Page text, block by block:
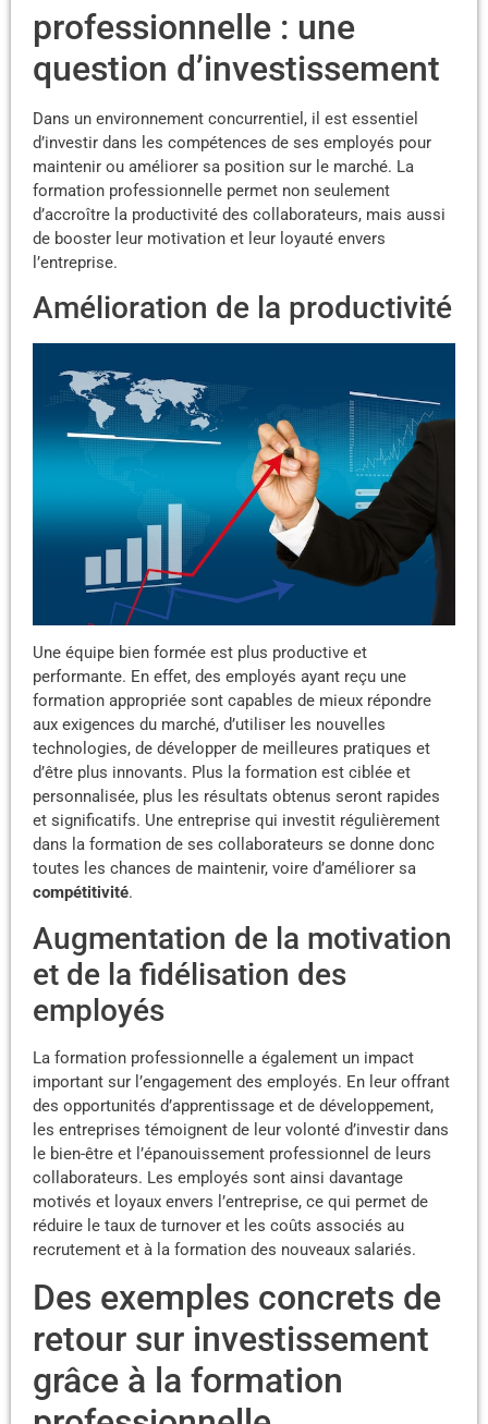
professionnelle : une
question d’investissement
Dans un environnement concurrentiel, il est essentiel
d’investir dans les compétences de ses employés pour
maintenir ou améliorer sa position sur le marché. La
formation professionnelle permet non seulement
d’accroître la productivité des collaborateurs, mais aussi
de booster leur motivation et leur loyauté envers
l’entreprise.
Amélioration de la productivité
Une équipe bien formée est plus productive et
performante. En effet, des employés ayant reçu une
formation appropriée sont capables de mieux répondre
aux exigences du marché, d’utiliser les nouvelles
technologies, de développer de meilleures pratiques et
d’être plus innovants. Plus la formation est ciblée et
personnalisée, plus les résultats obtenus seront rapides
et significatifs. Une entreprise qui investit régulièrement
dans la formation de ses collaborateurs se donne donc
toutes les chances de maintenir, voire d’améliorer sa
compétitivité.
Augmentation de la motivation
et de la fidélisation des
employés
La formation professionnelle a également un impact
important sur l’engagement des employés. En leur offrant
des opportunités d’apprentissage et de développement,
les entreprises témoignent de leur volonté d’investir dans
le bien-être et l’épanouissement professionnel de leurs
collaborateurs. Les employés sont ainsi davantage
motivés et loyaux envers l’entreprise, ce qui permet de
réduire le taux de turnover et les coûts associés au
recrutement et à la formation des nouveaux salariés.
Des exemples concrets de
retour sur investissement
grâce à la formation